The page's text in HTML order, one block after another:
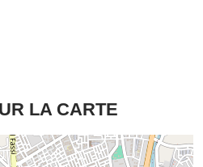
LA CARTE